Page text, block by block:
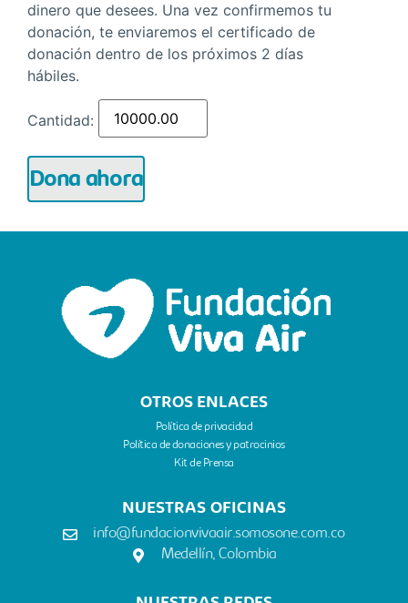
dinero que desees. Una vez confirmemos tu
donación, te enviaremos el certificado de
donación dentro de los próximos 2 días
hábiles.
Cantidad:
Dona ahora
OTROS ENLACES
Política de privacidad
Política de donaciones y patrocinios
Kit de Prensa​
NUESTRAS OFICINAS
info@fundacionvivaair.somosone.com.co
Medellín, Colombia